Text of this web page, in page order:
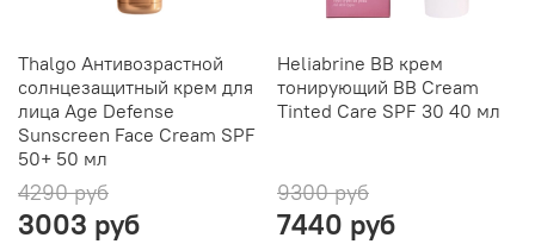
Thalgo Антивозрастной
солнцезащитный крем для
лица Age Defense
Sunscreen Face Cream SPF
50+ 50 мл
4290 руб
3003 руб
Heliabrine BB крем
тонирующий BB Cream
Tinted Care SPF 30 40 мл
9300 руб
7440 руб